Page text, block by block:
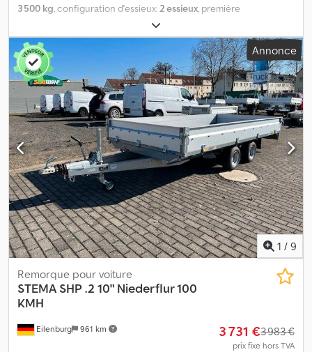
3 500 kg, configuration d'essieux:2 essieux, première
, longueur de l'espace de chargement:
3 600 mm, largeur de l’espace de chargement:1 800 mm, hauteur
de l'espace de chargement:
, largeur totale:2 400 mm,
hauteur totale:
, Structure porte-voitures galvanisée à
chaud, timon en V, support pour pelle, ridelles soudées de 20 cm
de hauteur, garde-boues en tôle d'acier marchable, 4 profils
d'arrimage par côté, plancher en tôle alu antidérapante, rampe
d'accès arrière, essieu(x) "Stema/Knott", amortisseurs, roue jockey
renforcée, frein à inertie, frein à main. Le véhicule peut être
recouvert et/ou décoré de publicité. SI86465 Notre offre ne
comprend généralement pas de nouveau contrôle technique. Si
vous souhaitez un nouveau contrôle technique, nous pouvons
vous établir un devis via nos ateliers partenaires. Le véhicule peut
être recouvert et/ou décoré de publicité. Nos conditions
générales de livraison et de paiement s’appliquent. Nous pouvons
établir une offre de financement ou de leasing pour cet objet.
Dodpfoy Nu Rvsx Aprock N’hésitez pas à nous contacter !
Annonce
1 / 9
Eilenburg 961 km
Remorque pour voiture
STEMA SHP .2 10" Niederflur 100
KMH
3 731 €3 983 €
prix fixe hors TVA